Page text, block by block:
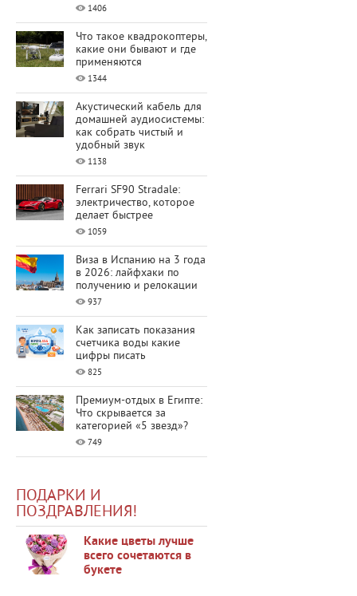
1406
Что такое квадрокоптеры,
какие они бывают и где
применяются
1344
Акустический кабель для
домашней аудиосистемы:
как собрать чистый и
удобный звук
1138
Ferrari SF90 Stradale:
электричество, которое
делает быстрее
1059
Виза в Испанию на 3 года
в 2026: лайфхаки по
получению и релокации
937
Как записать показания
счетчика воды какие
цифры писать
825
Премиум-отдых в Египте:
Что скрывается за
категорией «5 звезд»?
749
ПОДАРКИ И
ПОЗДРАВЛЕНИЯ!
Какие цветы лучше
всего сочетаются в
букете